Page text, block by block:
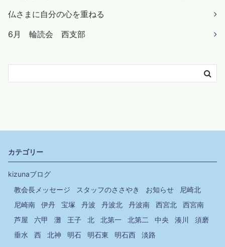
仏さまに自分の心を重ねる
6月 輪読会 西支部
カテゴリー
kizunaブログ
教会長メッセージ
スタッフのささやき お知らせ
尼崎北
尼崎南
伊丹 宝塚 丹波 丹波北 丹波南 西宮北
西宮南
芦屋
六甲 灘 王子 北 北第一 北第二 中央 湊川
須磨
垂水
西 北神 明石 明石東 明石西 淡路